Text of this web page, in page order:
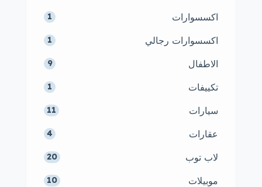
اكسسوارات 1
اكسسوارات رجالي 1
الاطفال 9
تكييفات 1
سيارات 11
عقارات 4
لاب توب 20
موبيلات 10